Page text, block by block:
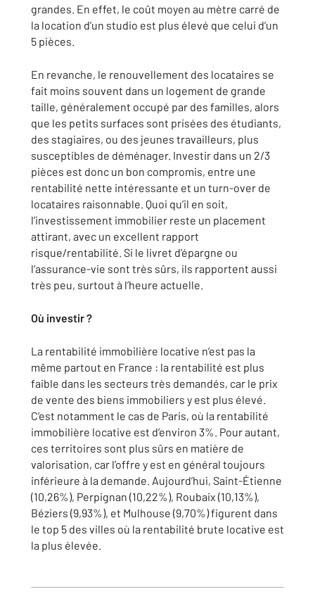
grandes. En effet, le coût moyen au mètre carré de
la location d’un studio est plus élevé que celui d’un
5 pièces.
En revanche, le renouvellement des locataires se
fait moins souvent dans un logement de grande
taille, généralement occupé par des familles, alors
que les petits surfaces sont prisées des étudiants,
des stagiaires, ou des jeunes travailleurs, plus
susceptibles de déménager. Investir dans un 2/3
pièces est donc un bon compromis, entre une
rentabilité nette intéressante et un turn-over de
locataires raisonnable. Quoi qu’il en soit,
l’investissement immobilier reste un placement
attirant, avec un excellent rapport
risque/rentabilité. Si le livret d’épargne ou
l’assurance-vie sont très sûrs, ils rapportent aussi
très peu, surtout à l’heure actuelle.
Où investir ?
La rentabilité immobilière locative n’est pas la
même partout en France : la rentabilité est plus
faible dans les secteurs très demandés, car le prix
de vente des biens immobiliers y est plus élevé.
C’est notamment le cas de Paris, où la rentabilité
immobilière locative est d’environ 3%. Pour autant,
ces territoires sont plus sûrs en matière de
valorisation, car l’offre y est en général toujours
inférieure à la demande. Aujourd’hui, Saint-Étienne
(10,26%), Perpignan (10,22%), Roubaix (10,13%),
Béziers (9,93%), et Mulhouse (9,70%) figurent dans
le top 5 des villes où la rentabilité brute locative est
la plus élevée.